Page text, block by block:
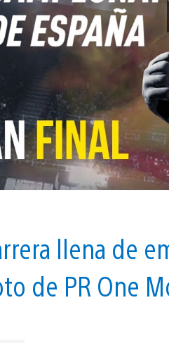
llena de
de PR One